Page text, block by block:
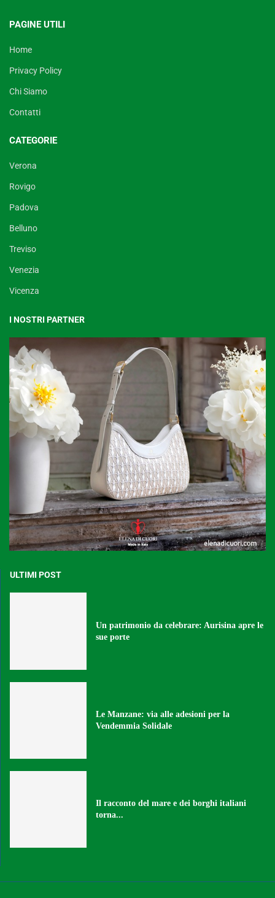
PAGINE UTILI
Home
Privacy Policy
Chi Siamo
Contatti
CATEGORIE
Verona
Rovigo
Padova
Belluno
Treviso
Venezia
Vicenza
I NOSTRI PARTNER
ULTIMI POST
Un patrimonio da celebrare: Aurisina apre le
sue porte
Le Manzane: via alle adesioni per la
Vendemmia Solidale
Il racconto del mare e dei borghi italiani
torna...